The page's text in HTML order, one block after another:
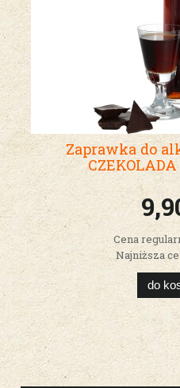
Zaprawka do
Cena
Najniższa
do